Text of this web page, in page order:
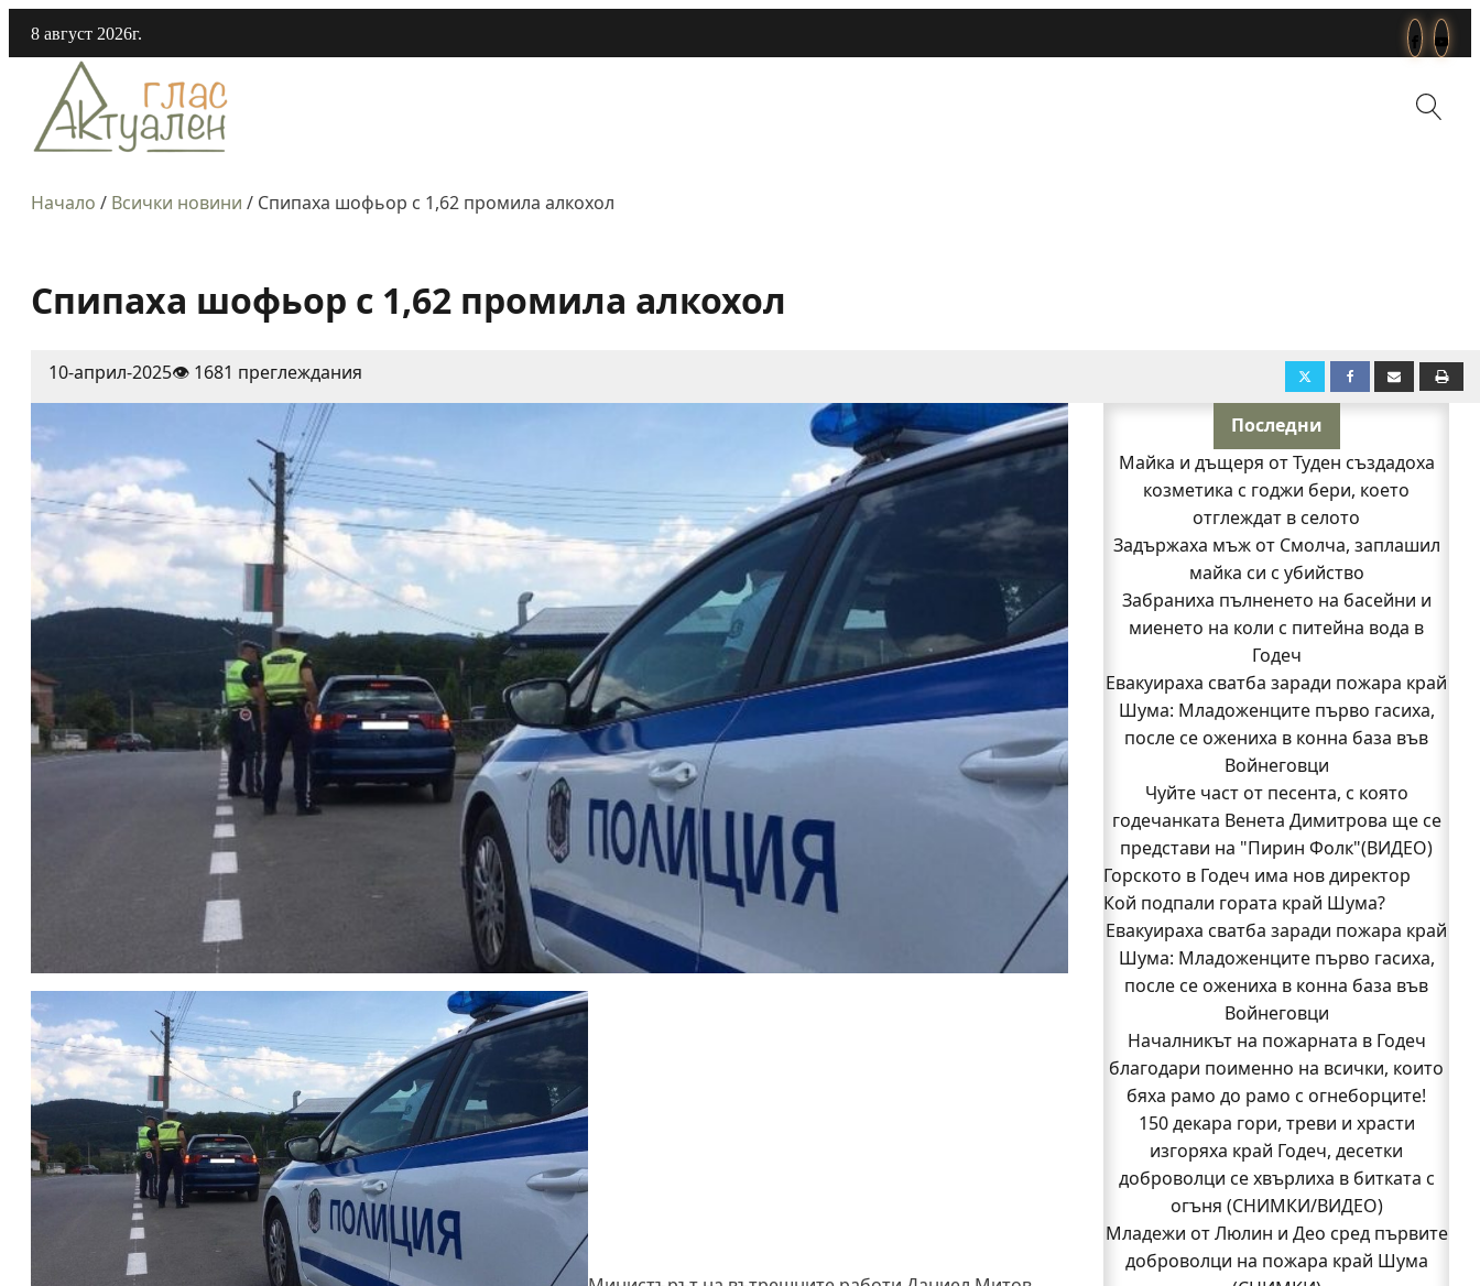
8 август 2026г.
Начало / Всички новини / Спипаха шофьор с 1,62 промила алкохол
Спипаха шофьор с 1,62 промила алкохол
10-април-2025👁️ 1681 преглеждания
Последни
Майка и дъщеря от Туден създадоха
козметика с годжи бери, което
отглеждат в селото
Задържаха мъж от Смолча, заплашил
майка си с убийство
Забраниха пълненето на басейни и
миенето на коли с питейна вода в
Годеч
Евакуираха сватба заради пожара край
Шума: Младоженците първо гасиха,
после се ожениха в конна база във
Войнеговци
Чуйте част от песента, с която
годечанката Венета Димитрова ще се
представи на "Пирин Фолк"(ВИДЕО)
Горското в Годеч има нов директор
Заповядайте! Магазинът на "Бозмов"
отваря врати в Годеч на 12 август
Бивш шеф на полицията в Годеч оглави
ОДМВР-Видин
Кой подпали гората край Шума?
Младежи от Люлин и Део сред първите
доброволци на пожара край Шума
(СНИМКИ)
Началникът на пожарната в Годеч
благодари поименно на всички, които
бяха рамо до рамо с огнеборците!
150 декара гори, треви и храсти
изгоряха край Годеч, десетки
доброволци се хвърлиха в битката с
Кой подпали гората край Шума?
Евакуираха сватба заради пожара край
Шума: Младоженците първо гасиха,
после се ожениха в конна база във
Войнеговци
Началникът на пожарната в Годеч
благодари поименно на всички, които
бяха рамо до рамо с огнеборците!
150 декара гори, треви и храсти
изгоряха край Годеч, десетки
доброволци се хвърлиха в битката с
огъня (СНИМКИ/ВИДЕО)
Младежи от Люлин и Део сред първите
доброволци на пожара край Шума